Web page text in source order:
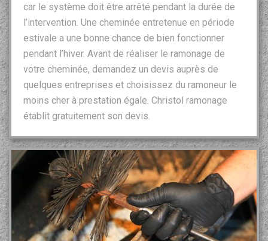
car le système doit être arrêté pendant la durée de
l’intervention. Une cheminée entretenue en période
estivale a une bonne chance de bien fonctionner
pendant l’hiver. Avant de réaliser le ramonage de
votre cheminée, demandez un devis auprès de
quelques entreprises et choisissez du ramoneur le
moins cher à prestation égale. Christol ramonage
établit gratuitement son devis.